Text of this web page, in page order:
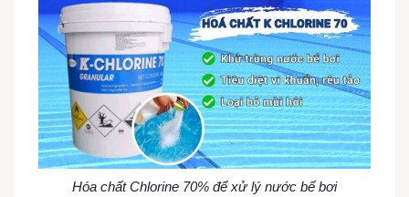
Hóa chất Chlorine 70% để xử lý nước bể bơi